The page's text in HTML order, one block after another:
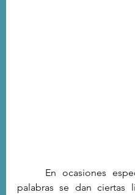
palabras se dan ciertas